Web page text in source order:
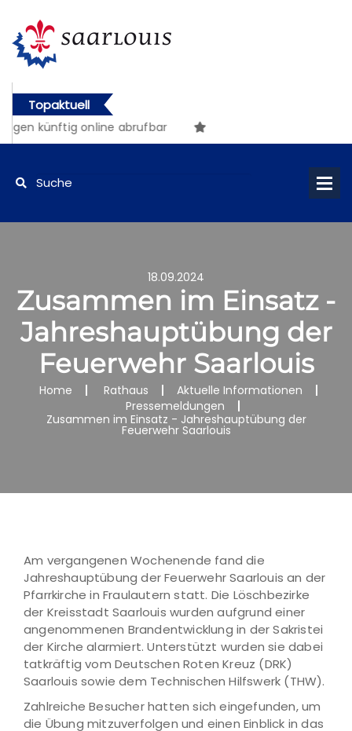
Topaktuell
online abrufbar
18.09.2024
Zusammen im Einsatz -
Jahreshauptübung der
Feuerwehr Saarlouis
Home Rathaus
Aktuelle Informationen
Pressemeldungen
Zusammen im Einsatz - Jahreshauptübung der
Feuerwehr Saarlouis
Am vergangenen Wochenende fand die
Jahreshauptübung der Feuerwehr Saarlouis an der
Pfarrkirche in Fraulautern statt. Die Löschbezirke
der Kreisstadt Saarlouis wurden aufgrund einer
angenommenen Brandentwicklung in der Sakristei
der Kirche alarmiert. Unterstützt wurden sie dabei
tatkräftig vom Deutschen Roten Kreuz (DRK)
Saarlouis sowie dem Technischen Hilfswerk (THW).
Zahlreiche Besucher hatten sich eingefunden, um
die Übung mitzuverfolgen und einen Einblick in das